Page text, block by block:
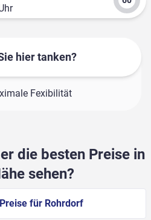
hier tanken?
Fexibilität
die besten Preise in
sehen?
für Rohrdorf